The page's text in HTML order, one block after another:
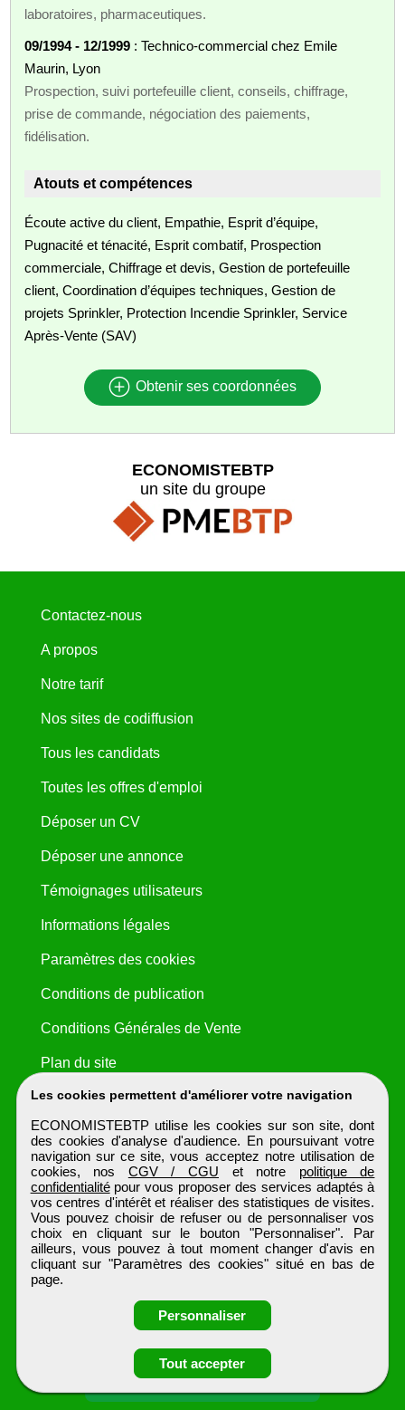
Obtenir ses
coordonnées
laboratoires, pharmaceutiques.
09/1994 - 12/1999 : Technico‑commercial chez Emile
Maurin, Lyon
Prospection, suivi portefeuille client, conseils, chiffrage,
prise de commande, négociation des paiements,
fidélisation.
Atouts et compétences
Écoute active du client, Empathie, Esprit d’équipe,
Pugnacité et ténacité, Esprit combatif, Prospection
commerciale, Chiffrage et devis, Gestion de portefeuille
client, Coordination d’équipes techniques, Gestion de
projets Sprinkler, Protection Incendie Sprinkler, Service
Après‑Vente (SAV)
Obtenir ses coordonnées
Les cookies permettent d'améliorer votre navigation
ECONOMISTEBTP utilise les cookies sur son site, dont
des cookies d'analyse d'audience. En poursuivant votre
navigation sur ce site, vous acceptez notre utilisation de
cookies, nos CGV / CGU et notre politique de
confidentialitépour vous proposer des services adaptés à
vos centres d'intérêt et réaliser des statistiques de visites.
Vous pouvez choisir de refuser ou de personnaliser vos
choix en cliquant sur le bouton "Personnaliser". Par
ailleurs, vous pouvez à tout moment changer d'avis en
cliquant sur "Paramètres des cookies" situé en bas de
page.
Personnaliser
Tout accepter
ECONOMISTEBTP
un site du groupe
Contactez-nous
A propos
Notre tarif
Nos sites de codiffusion
Tous les candidats
Toutes les offres d'emploi
Déposer un CV
Déposer une annonce
Témoignages utilisateurs
Informations légales
Paramètres des cookies
Conditions de publication
Conditions Générales de Vente
Plan du site
ECONOMISTEBTP
Tous droits réservés © 1999 - 2026